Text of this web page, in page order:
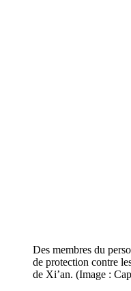
Des membres du
de protection contre
de Xi’an. (Image :